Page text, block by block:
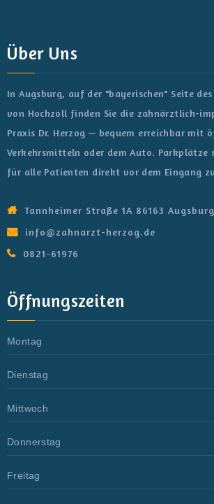
Über Uns
In Augsburg, auf der "bayerischen" Seite des
von Hochzoll finden Sie die zahnärztlich-
Praxis Dr. Herzog — bequem erreichbar mit
Verkehrsmitteln oder dem Auto. Parkplätze
für alle Patienten direkt vor dem Eingang
Tannheimer Straße 1A 86163 Augsburg
info@zahnarzt-herzog.de
0821-61976
Öffnungszeiten
Montag
Dienstag
Mittwoch
Donnerstag
Freitag